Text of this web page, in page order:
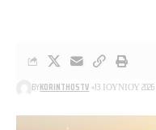
BYKORINTHOSTV 13 ΙΟΥΝΊΟΥ 2026